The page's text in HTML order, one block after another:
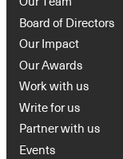
Board of Directors
Our Impact
Our Awards
Work with us
Write for us
Partner with us
Events